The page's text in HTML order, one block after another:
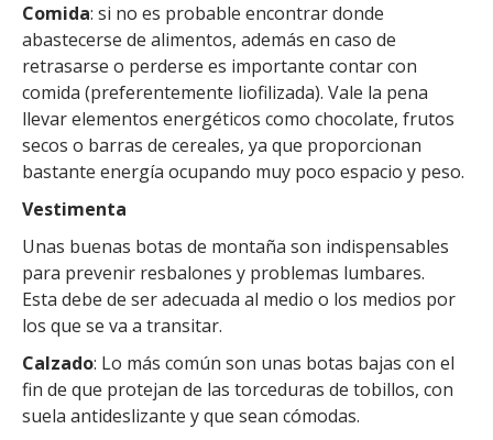
Comida: si no es probable encontrar donde
abastecerse de alimentos, además en caso de
retrasarse o perderse es importante contar con
comida (preferentemente liofilizada). Vale la pena
llevar elementos energéticos como chocolate, frutos
secos o barras de cereales, ya que proporcionan
bastante energía ocupando muy poco espacio y peso.
Vestimenta
Unas buenas botas de montaña son indispensables
para prevenir resbalones y problemas lumbares.
Esta debe de ser adecuada al medio o los medios por
los que se va a transitar.
Calzado: Lo más común son unas botas bajas con el
fin de que protejan de las torceduras de tobillos, con
suela antideslizante y que sean cómodas.